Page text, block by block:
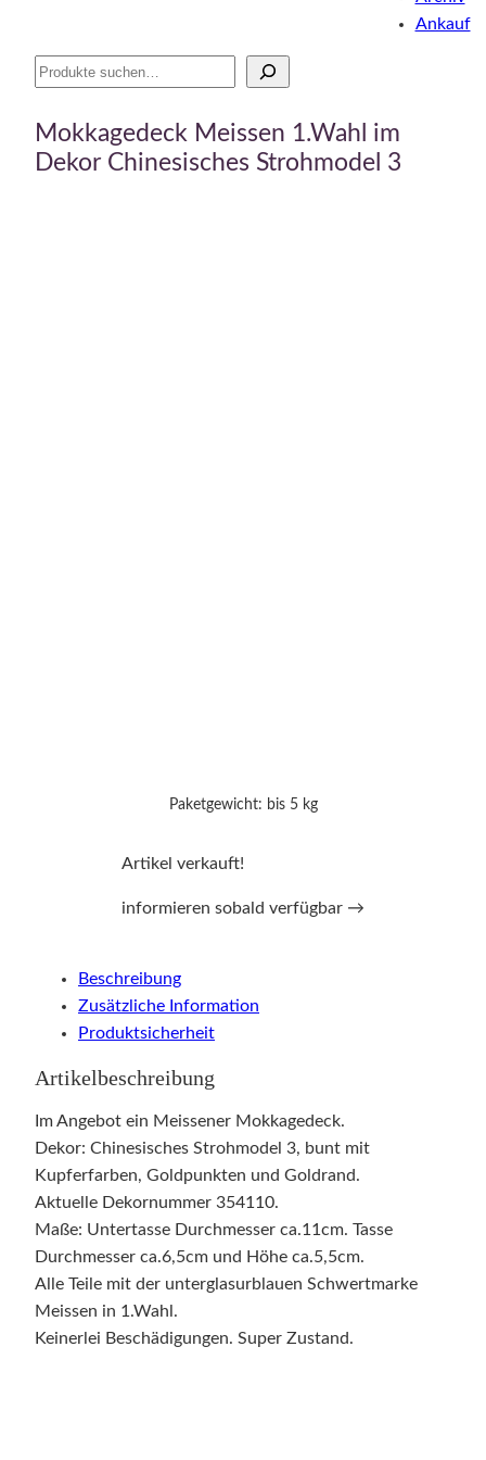
Suche
Ankauf
Mokkagedeck Meissen 1.Wahl im
Dekor Chinesisches Strohmodel 3
Paketgewicht: bis 5 kg
Artikel verkauft!
informieren sobald verfügbar →
Beschreibung
Zusätzliche Information
Produktsicherheit
Artikelbeschreibung
Im Angebot ein Meissener Mokkagedeck.
Dekor: Chinesisches Strohmodel 3, bunt mit
Kupferfarben, Goldpunkten und Goldrand.
Aktuelle Dekornummer 354110.
Maße: Untertasse Durchmesser ca.11cm. Tasse
Durchmesser ca.6,5cm und Höhe ca.5,5cm.
Alle Teile mit der unterglasurblauen Schwertmarke
Meissen in 1.Wahl.
Keinerlei Beschädigungen. Super Zustand.